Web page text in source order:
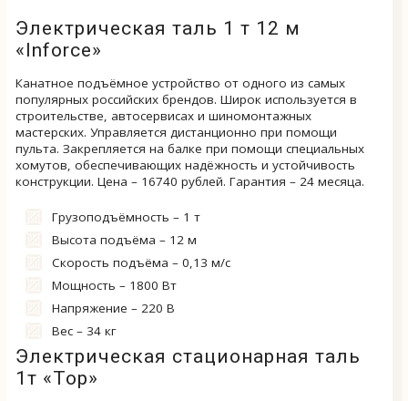
Электрическая таль 1 т 12 м
«Inforce»
Канатное подъёмное устройство от одного из самых
популярных российских брендов. Широк используется в
строительстве, автосервисах и шиномонтажных
мастерских. Управляется дистанционно при помощи
пульта. Закрепляется на балке при помощи специальных
хомутов, обеспечивающих надёжность и устойчивость
конструкции. Цена – 16740 рублей. Гарантия – 24 месяца.
Грузоподъёмность – 1 т
Высота подъёма – 12 м
Скорость подъёма – 0,13 м/с
Мощность – 1800 Вт
Напряжение – 220 В
Вес – 34 кг
Электрическая стационарная таль
1т «Тор»